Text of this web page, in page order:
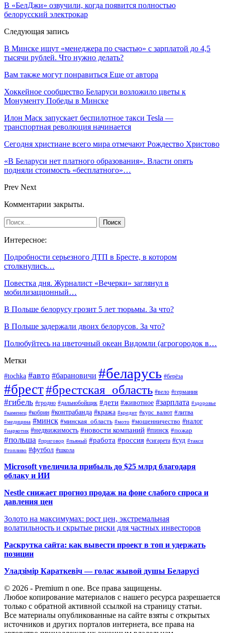
В «БелДжи» озвучили, когда появится полностью
белорусский электрокар
Следующая запись
В Минске ищут «менеджера по счастью» с зарплатой до 4,5
тысячи рублей. Что нужно делать?
Вам также могут понравиться Еще от автора
Хоккейное сообщество Беларуси возложило цветы к
Монументу Победы в Минске
Илон Маск запускает беспилотное такси Tesla —
транспортная революция начинается
Сегодня христиане всего мира отмечают Рождество Христово
«В Беларуси нет платного образования». Власти опять
подняли стоимость «бесплатного»…
Prev Next
Комментарии закрыты.
Интересное:
Подробности серьезного ДТП в Бресте, в котором
столкнулись…
Повестка дня. Журналист «Вечерки» заглянул в
мобилизационный…
В Польше белорусу грозит 5 лет тюрьмы. За что?
В Польше задержали двоих белорусов. За что?
Полюбуйтесь на цветочный океан Видомли (агрогородок в…
Метки
#tochka #авто #барановичи #беларусь #берёза
#брест#брестская_область #вело #германия
#гибель #гродно #дальнобойщик #дети #животное #зарплата #здоровье
#каменец #кобрин #контрабанда #кража #кредит #курс_валют #литва
#медицина #минск #минская_область #мото #мошенничество #налог
#наркотик #недвижимость #новости компаний #пинск #пожар
#польша #приговор #пьяный #работа #россия #сигарета #суд #такси
#топливо #футбол #школа
Microsoft увеличила прибыль до $25 млрд благодаря
облаку и ИИ
Nestle снижает прогноз продаж на фоне слабого спроса и
давления цен
Золото на максимумах: рост цен, экстремальная
волатильность и скрытые риски для частных инвесторов
Раскрутка сайта: как вывести проект в топ и удержать
позиции
Уладзімір Караткевіч — голас жывой душы Беларусі
© 2026 - Premium n one. Все права защищены.
Любое копирование материалов с нашего ресурса разрешается
только с обратной активной ссылкой на страницу статьи.
Все материалы опубликованные на сайте взяты с открытых
источников и других порталов интернета, все права на